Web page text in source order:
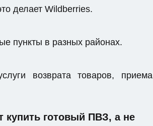
делает Wildberries.
пункты в разных районах.
возврата товаров, приема
готовый ПВЗ, а не